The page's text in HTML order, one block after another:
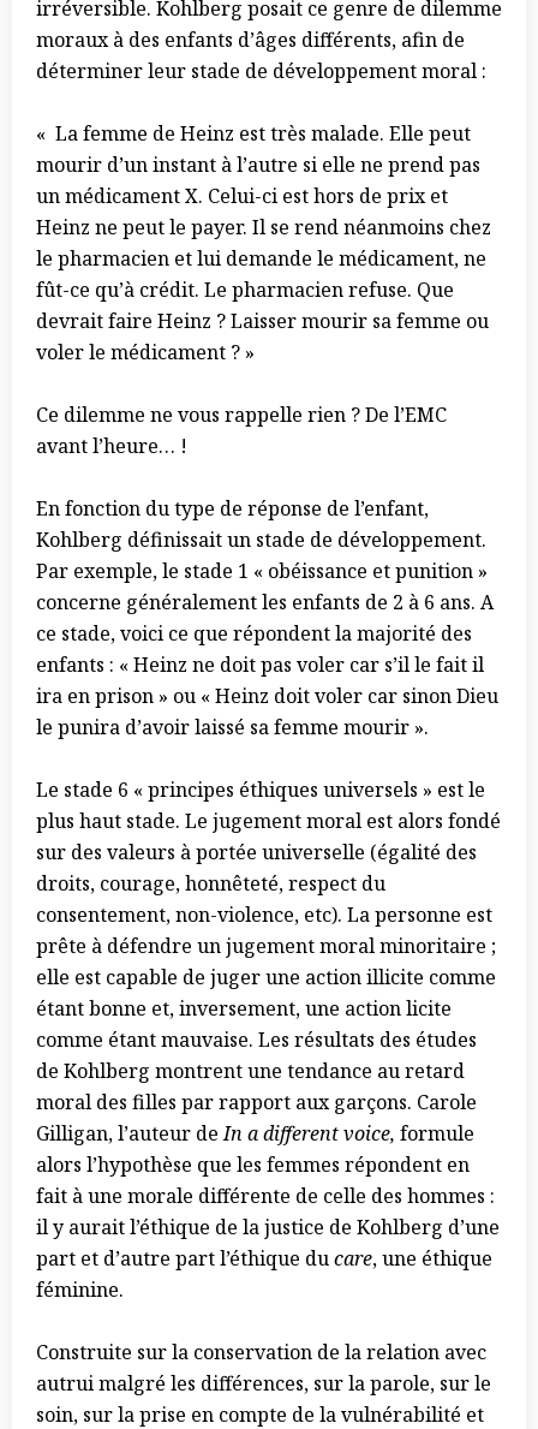
irréversible. Kohlberg posait ce genre de dilemme
moraux à des enfants d’âges différents, afin de
déterminer leur stade de développement moral :
« La femme de Heinz est très malade. Elle peut
mourir d’un instant à l’autre si elle ne prend pas
un médicament X. Celui-ci est hors de prix et
Heinz ne peut le payer. Il se rend néanmoins chez
le pharmacien et lui demande le médicament, ne
fût-ce qu’à crédit. Le pharmacien refuse. Que
devrait faire Heinz ? Laisser mourir sa femme ou
voler le médicament ? »
Ce dilemme ne vous rappelle rien ? De l’EMC
avant l’heure… !
En fonction du type de réponse de l’enfant,
Kohlberg définissait un stade de développement.
Par exemple, le stade 1 « obéissance et punition »
concerne généralement les enfants de 2 à 6 ans. A
ce stade, voici ce que répondent la majorité des
enfants : « Heinz ne doit pas voler car s’il le fait il
ira en prison » ou « Heinz doit voler car sinon Dieu
le punira d’avoir laissé sa femme mourir ».
Le stade 6 « principes éthiques universels » est le
plus haut stade. Le jugement moral est alors fondé
sur des valeurs à portée universelle (égalité des
droits, courage, honnêteté, respect du
consentement, non-violence, etc). La personne est
prête à défendre un jugement moral minoritaire ;
elle est capable de juger une action illicite comme
étant bonne et, inversement, une action licite
comme étant mauvaise. Les résultats des études
de Kohlberg montrent une tendance au retard
moral des filles par rapport aux garçons. Carole
Gilligan, l’auteur deIn a different voice, formule
alors l’hypothèse que les femmes répondent en
fait à une morale différente de celle des hommes :
il y aurait l’éthique de la justice de Kohlberg d’une
part et d’autre part l’éthique ducare, une éthique
féminine.
Construite sur la conservation de la relation avec
autrui malgré les différences, sur la parole, sur le
soin, sur la prise en compte de la vulnérabilité et